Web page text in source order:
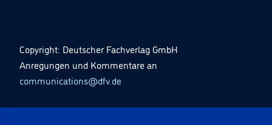
Copyright: Deutscher Fachverlag GmbH
Anregungen und Kommentare an
communications@dfv.de